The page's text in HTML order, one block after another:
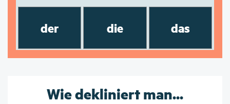
der die das
Wie dekliniert man...